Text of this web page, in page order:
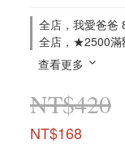
全店，我愛爸爸
全店，★2500滿
查看更多
NT$420
NT$168